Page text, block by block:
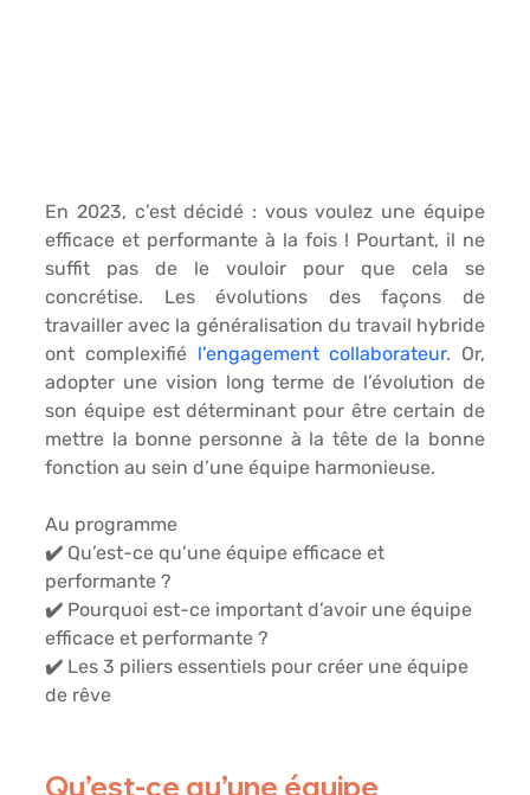
En 2023, c’est décidé : vous voulez une équipe
efficace et performante à la fois ! Pourtant, il ne
suffit pas de le vouloir pour que cela se
concrétise. Les évolutions des façons de
travailler avec la généralisation du travail hybride
ont complexifié l’engagement collaborateur. Or,
adopter une vision long terme de l’évolution de
son équipe est déterminant pour être certain de
mettre la bonne personne à la tête de la bonne
fonction au sein d’une équipe harmonieuse.
Au programme
✔️ Qu’est-ce qu’une équipe efficace et
performante ?
✔️ Pourquoi est-ce important d’avoir une équipe
efficace et performante ?
✔️ Les 3 piliers essentiels pour créer une équipe
de rêve
Qu’est-ce qu’une équipe